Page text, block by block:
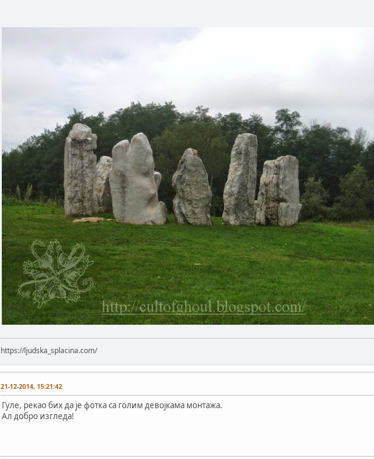
https://ljudska_splacina.com/
21-12-2014, 15:21:42
Гуле, рекао бих да је фотка са голим девојкама монтажа.
Ал добро изгледа!